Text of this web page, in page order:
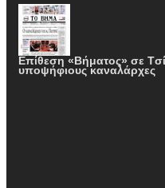
Επίθεση «Βήματος» σε
υποψήφιους καναλάρχες